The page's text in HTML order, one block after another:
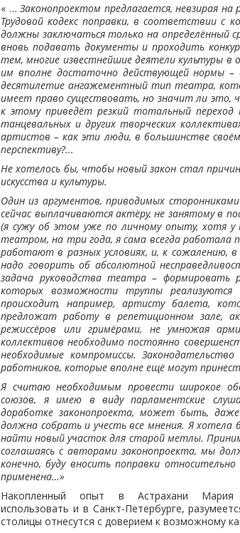
« …Законопроектом предлагается, невзирая
Трудовой кодекс поправки, в соответствии
должны заключаться только на определённый
вновь подавать документы и проходить
тем, многие известнейшие деятели культуры в
им вполне достаточно действующей нормы –
десятилетие ангажементный тип театра,
имеет право существовать, но значит ли
к этому приведёт резкий тотальный
танцевальных и других творческих
артистов – как эти люди, в большинстве
перспективу?...
Не хотелось бы, чтобы новый закон стал
искусства и культуры.
Один из аргументов, приводимых
сейчас выплачиваются актёру, не занятому в
(я сужу об этом уже по личному опыту, хотя
театром, на три года, я сама всегда работала
работают в разных условиях, и, к сожалению,
надо говорить об абсолютной
задача руководства театра – формировать
которых возможности труппы
происходит, например, артисту балета,
предложат работу в репетиционном зале,
режиссёров или гримёрами, не умножая
коллективов необходимо постоянно
необходимые компромиссы.
работников, которые вполне ещё могут
Я считаю необходимым провести широкое
союзов, я имею в виду парламентские
доработке законопроекта, может быть, даже
должна собрать и учесть все мнения. Я
найти новый участок для старой метлы.
соглашаясь с авторами законопроекта, мы
конечно, буду вносить поправки
применена…»
Накопленный опыт в Астрахани Мария
использовать и в Санкт-Петербурге,
столицы отнесутся с доверием к возможному